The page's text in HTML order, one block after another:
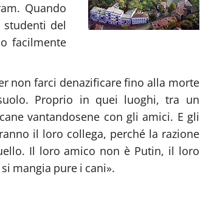
Quando
studenti del
facilmente
non farci denazificare fino alla morte
Proprio in quei luoghi, tra un
vantandosene con gli amici. E gli
il loro collega, perché la razione
Il loro amico non è Putin, il loro
mangia pure i cani».